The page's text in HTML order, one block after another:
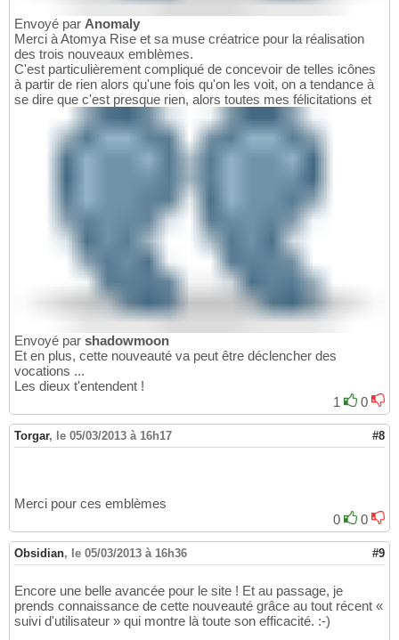
Envoyé par Anomaly
Merci à Atomya Rise et sa muse créatrice pour la réalisation
des trois nouveaux emblèmes.
C'est particulièrement compliqué de concevoir de telles icônes
à partir de rien alors qu'une fois qu'on les voit, on a tendance à
se dire que c'est presque rien, alors toutes mes félicitations et
Envoyé par shadowmoon
Et en plus, cette nouveauté va peut être déclencher des
vocations ...
Les dieux t'entendent !
1
0
Torgar, le 05/03/2013 à 16h17 #8
Merci pour ces emblèmes
0
0
Obsidian, le 05/03/2013 à 16h36 #9
Encore une belle avancée pour le site ! Et au passage, je
prends connaissance de cette nouveauté grâce au tout récent «
suivi d'utilisateur » qui montre là toute son efficacité. :-)